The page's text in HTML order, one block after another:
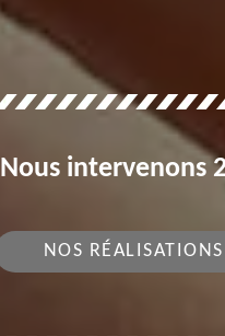
Nous intervenons
NOS RÉALISATIONS